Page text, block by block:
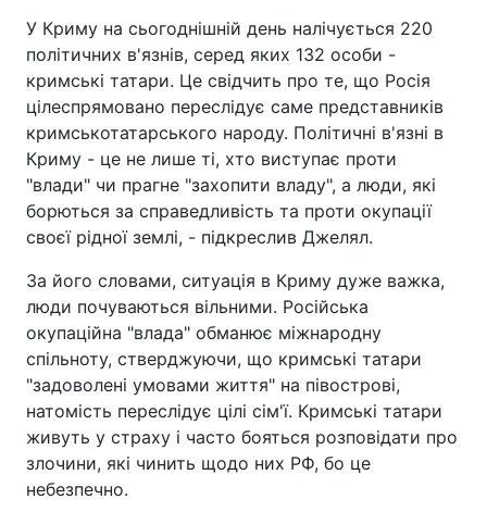
У Криму на сьогоднішній день налічується 220
політичних в'язнів, серед яких 132 особи -
кримські татари. Це свідчить про те, що Росія
цілеспрямовано переслідує саме представників
кримськотатарського народу. Політичні в'язні в
Криму - це не лише ті, хто виступає проти
"влади" чи прагне "захопити владу", а люди, які
борються за справедливість та проти окупації
своєї рідної землі, - підкреслив Джелял.
За його словами, ситуація в Криму дуже важка,
люди почуваються вільними. Російська
окупаційна "влада" обманює міжнародну
спільноту, стверджуючи, що кримські татари
"задоволені умовами життя" на півострові,
натомість переслідує цілі сім'ї. Кримські татари
живуть у страху і часто бояться розповідати про
злочини, які чинить щодо них РФ, бо це
небезпечно.